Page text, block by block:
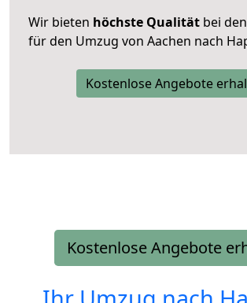
Wir bieten höchste Qualität bei
für den Umzug von Aachen nach
Kostenlose Angebote
Kostenlose Angebote